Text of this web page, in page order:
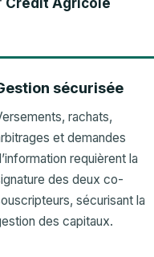
sécurisée
rachats,
et demandes
requièrent la
des deux co-
sécurisant la
des capitaux.